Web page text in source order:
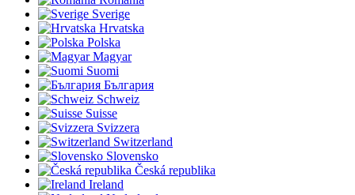
Sverige
Hrvatska
Polska
Magyar
Suomi
България
Schweiz
Suisse
Svizzera
Switzerland
Slovensko
Česká republika
Ireland